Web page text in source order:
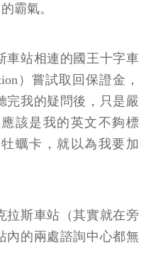
霸氣。
車站相連的國王十字車
）嘗試取回保證金，
完我的疑問後，只是嚴
該是我的英文不夠標
蠣卡，就以為我要加
拉斯車站（其實就在旁
內的兩處諮詢中心都無